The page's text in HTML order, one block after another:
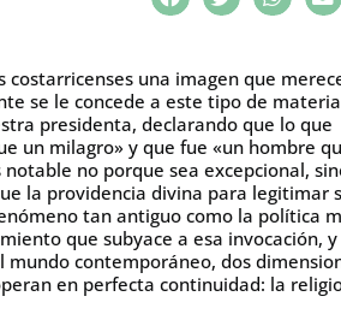
costarricenses una imagen que
se le concede a este tipo de
presidenta, declarando que lo que
un milagro» y que fue «un hombre
no porque sea excepcional,
la providencia divina para legitimar
tan antiguo como la política
que subyace a esa invocación, y
contemporáneo, dos
en perfecta continuidad: la